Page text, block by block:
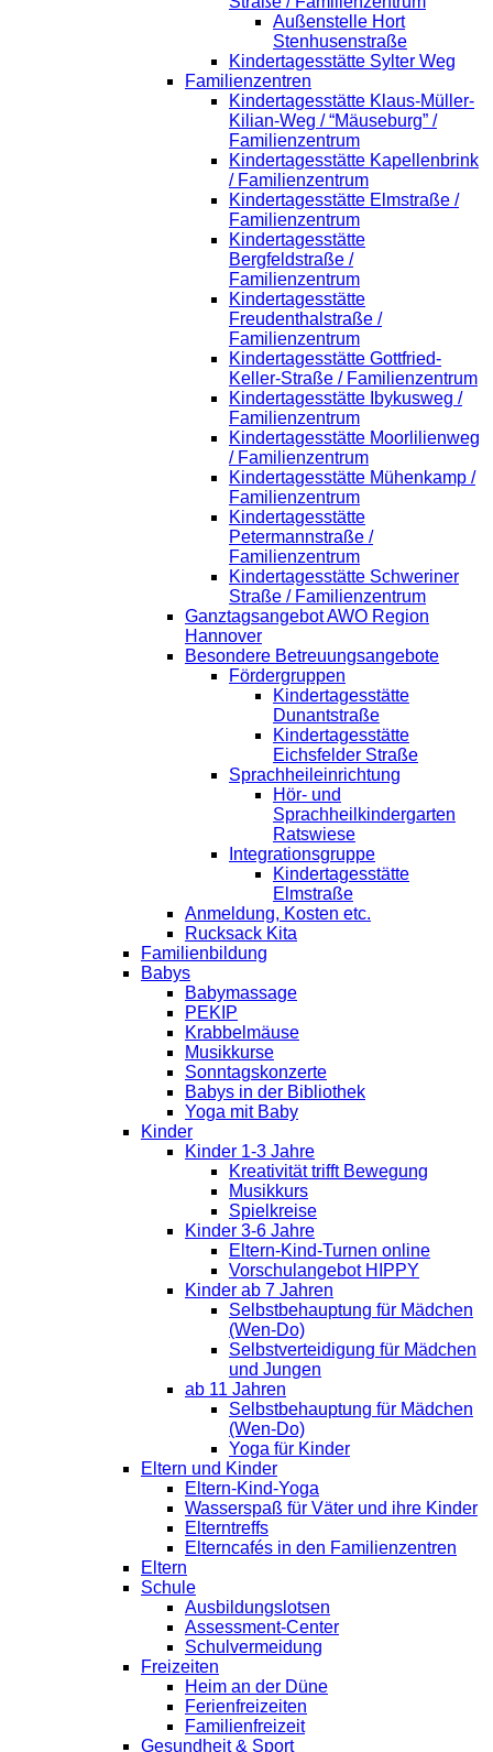
Außenstelle Hort
Stenhusenstraße
Kindertagesstätte Sylter Weg
Familienzentren
Kindertagesstätte Klaus-Müller-
Kilian-Weg / “Mäuseburg” /
Familienzentrum
Kindertagesstätte Kapellenbrink
/ Familienzentrum
Kindertagesstätte Elmstraße /
Familienzentrum
Kindertagesstätte
Bergfeldstraße /
Familienzentrum
Kindertagesstätte
Freudenthalstraße /
Familienzentrum
Kindertagesstätte Gottfried-
Keller-Straße / Familienzentrum
Kindertagesstätte Ibykusweg /
Familienzentrum
Kindertagesstätte Moorlilienweg
/ Familienzentrum
Kindertagesstätte Mühenkamp /
Familienzentrum
Kindertagesstätte
Petermannstraße /
Familienzentrum
Kindertagesstätte Schweriner
Straße / Familienzentrum
Ganztagsangebot AWO Region
Hannover
Besondere Betreuungsangebote
Fördergruppen
Kindertagesstätte
Dunantstraße
Kindertagesstätte
Eichsfelder Straße
Sprachheileinrichtung
Hör- und
Sprachheilkindergarten
Ratswiese
Integrationsgruppe
Kindertagesstätte
Elmstraße
Anmeldung, Kosten etc.
Rucksack Kita
Familienbildung
Babys
Babymassage
PEKIP
Krabbelmäuse
Musikkurse
Sonntagskonzerte
Babys in der Bibliothek
Yoga mit Baby
Kinder
Kinder 1-3 Jahre
Kreativität trifft Bewegung
Musikkurs
Spielkreise
Kinder 3-6 Jahre
Eltern-Kind-Turnen online
Vorschulangebot HIPPY
Kinder ab 7 Jahren
Selbstbehauptung für Mädchen
(Wen-Do)
Selbstverteidigung für Mädchen
und Jungen
ab 11 Jahren
Selbstbehauptung für Mädchen
(Wen-Do)
Yoga für Kinder
Eltern und Kinder
Eltern-Kind-Yoga
Wasserspaß für Väter und ihre Kinder
Elterntreffs
Elterncafés in den Familienzentren
Eltern
Schule
Ausbildungslotsen
Assessment-Center
Schulvermeidung
Freizeiten
Heim an der Düne
Ferienfreizeiten
Familienfreizeit
Gesundheit & Sport